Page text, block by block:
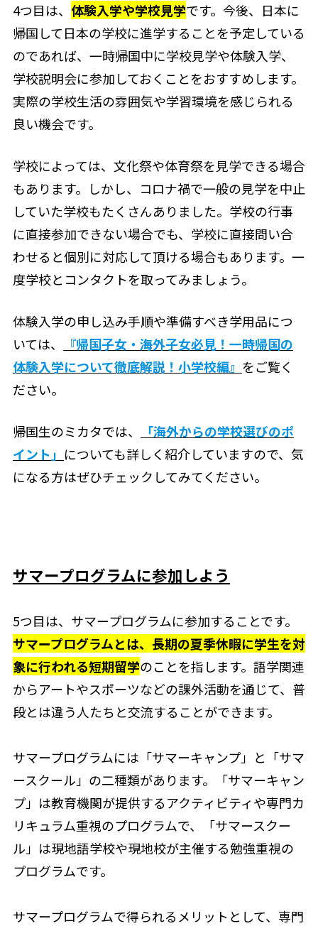
4つ目は、 体験入学や学校見学です。今後、日本に
帰国して日本の学校に進学することを予定している
のであれば、一時帰国中に学校見学や体験入学、
学校説明会に参加しておくことをおすすめします。
実際の学校生活の雰囲気や学習環境を感じられる
良い機会です。
学校によっては、文化祭や体育祭を見学できる場合
もあります。しかし、コロナ禍で一般の見学を中止
していた学校もたくさんありました。学校の行事
に直接参加できない場合でも、学校に直接問い合
わせると個別に対応して頂ける場合もあります。一
度学校とコンタクトを取ってみましょう。
体験入学の申し込み手順や準備すべき学用品につ
いては、
『帰国子女・海外子女必見！一時帰国の
体験入学について徹底解説！小学校編』 をご覧く
ださい。
帰国生のミカタでは、
「海外からの学校選びのポ
イント」 についても詳しく紹介していますので、気
になる方はぜひチェックしてみてください。
サマープログラムに参加しよう
5つ目は、サマープログラムに参加することです。
サマープログラムとは、長期の夏季休暇に学生を対
象に行われる短期留学のことを指します。語学関連
からアートやスポーツなどの課外活動を通じて、普
段とは違う人たちと交流することができます。
サマープログラムには「サマーキャンプ」と「サマ
ースクール」の二種類があります。「サマーキャン
プ」は教育機関が提供するアクティビティや専門カ
リキュラム重視のプログラムで、「サマースクー
ル」は現地語学校や現地校が主催する勉強重視の
プログラムです。
サマープログラムで得られるメリットとして、専門